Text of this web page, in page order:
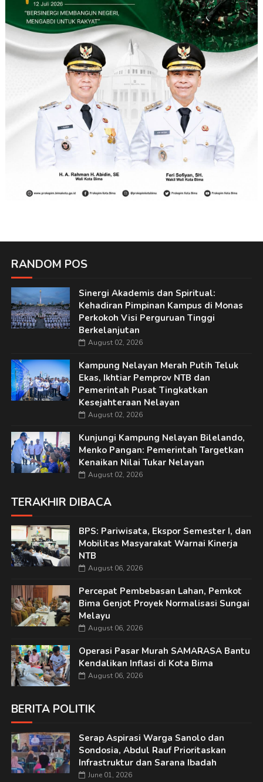
RANDOM POS
Sinergi Akademis dan Spiritual:
Kehadiran Pimpinan Kampus di Monas
Perkokoh Visi Perguruan Tinggi
Berkelanjutan
August 02, 2026
Kampung Nelayan Merah Putih Teluk
Ekas, Ikhtiar Pemprov NTB dan
Pemerintah Pusat Tingkatkan
Kesejahteraan Nelayan
August 02, 2026
Kunjungi Kampung Nelayan Bilelando,
Menko Pangan: Pemerintah Targetkan
Kenaikan Nilai Tukar Nelayan
August 02, 2026
TERAKHIR DIBACA
BPS: Pariwisata, Ekspor Semester I, dan
Mobilitas Masyarakat Warnai Kinerja
NTB
August 06, 2026
Percepat Pembebasan Lahan, Pemkot
Bima Genjot Proyek Normalisasi Sungai
Melayu
August 06, 2026
Operasi Pasar Murah SAMARASA Bantu
Kendalikan Inflasi di Kota Bima
August 06, 2026
BERITA POLITIK
Serap Aspirasi Warga Sanolo dan
Sondosia, Abdul Rauf Prioritaskan
Infrastruktur dan Sarana Ibadah
June 01, 2026